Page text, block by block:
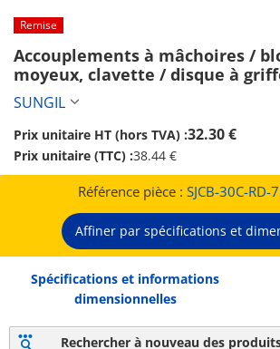
Remise
Accouplements à mâchoires /
moyeux, clavette / disque à
polyester élastomère / corps :
SJC / SUNGIL (SJCB-30C-RD-
SUNGIL
Prix unitaire HT (hors TVA) :32.30 €
Prix unitaire (TTC) :38.44 €
Référence pièce : SJCB-30C-RD-
Affiner par spécifications et
Spécifications et informations
dimensionnelles
Rechercher à nouveau des